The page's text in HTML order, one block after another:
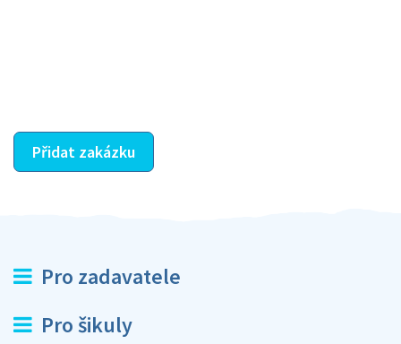
Přidat zakázku
Pro zadavatele
Pro šikuly